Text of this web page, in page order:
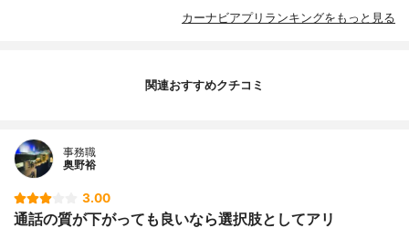
カーナビアプリランキングをもっと見る
関連おすすめクチコミ
事務職
奥野裕
3.00
通話の質が下がっても良いなら選択肢としてアリ